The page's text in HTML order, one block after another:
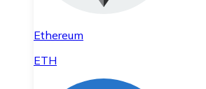
Ethereum
ETH